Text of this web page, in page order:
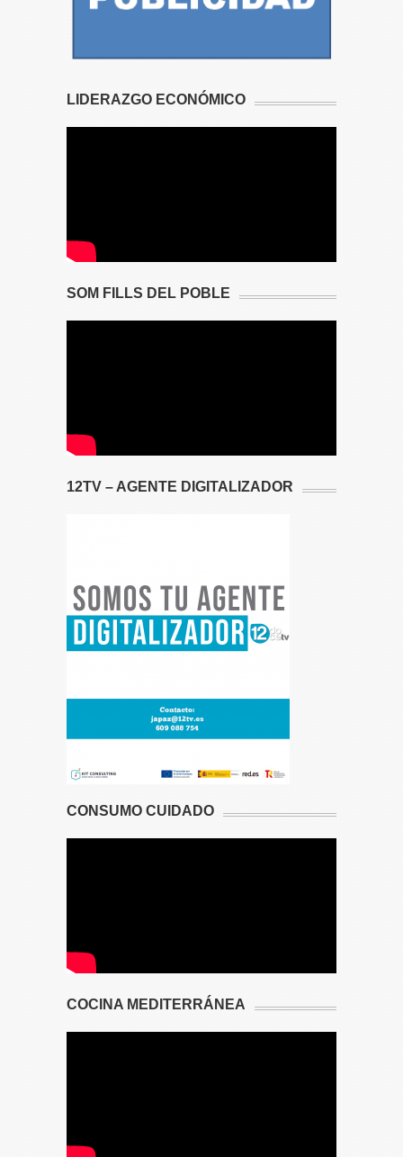
LIDERAZGO ECONÓMICO
SOM FILLS DEL POBLE
12TV – AGENTE DIGITALIZADOR
CONSUMO CUIDADO
COCINA MEDITERRÁNEA